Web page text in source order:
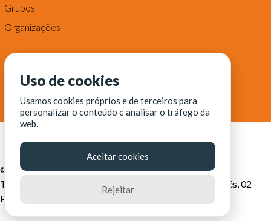
Grupos
Organizações
© Fortaleza Digital || CITINOVA - Fundação de Ciência,
Tecnologia e Inovação de Fortaleza - Rua dos Tremembés, 02 -
Praia de Iracema - Fortaleza-CE
Uso de cookies
Usamos cookies próprios e de terceiros para
personalizar o conteúdo e analisar o tráfego da
web.
Aceitar cookies
Rejeitar